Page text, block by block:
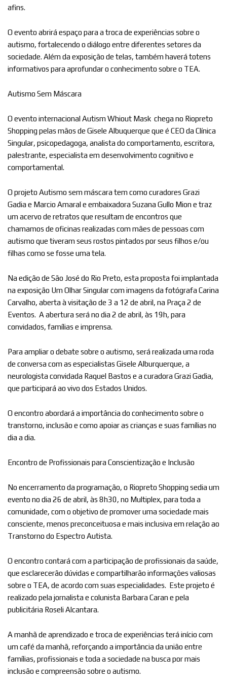
afins.
O evento abrirá espaço para a troca de experiências sobre o
autismo, fortalecendo o diálogo entre diferentes setores da
sociedade. Além da exposição de telas, também haverá totens
informativos para aprofundar o conhecimento sobre o TEA.
Autismo Sem Máscara
O evento internacional Autism Whiout Mask chega no Riopreto
Shopping pelas mãos de Gisele Albuquerque que é CEO da Clínica
Singular, psicopedagoga, analista do comportamento, escritora,
palestrante, especialista em desenvolvimento cognitivo e
comportamental.
O projeto Autismo sem máscara tem como curadores Grazi
Gadia e Marcio Amaral e embaixadora Suzana Gullo Mion e traz
um acervo de retratos que resultam de encontros que
chamamos de oficinas realizadas com mães de pessoas com
autismo que tiveram seus rostos pintados por seus filhos e/ou
filhas como se fosse uma tela.
Na edição de São José do Rio Preto, esta proposta foi implantada
na exposição Um Olhar Singular com imagens da fotógrafa Carina
Carvalho, aberta à visitação de 3 a 12 de abril, na Praça 2 de
Eventos. A abertura será no dia 2 de abril, às 19h, para
convidados, famílias e imprensa.
Para ampliar o debate sobre o autismo, será realizada uma roda
de conversa com as especialistas Gisele Alburquerque, a
neurologista convidada Raquel Bastos e a curadora Grazi Gadia,
que participará ao vivo dos Estados Unidos.
O encontro abordará a importância do conhecimento sobre o
transtorno, inclusão e como apoiar as crianças e suas famílias no
dia a dia.
Encontro de Profissionais para Conscientização e Inclusão
No encerramento da programação, o Riopreto Shopping sedia um
evento no dia 26 de abril, às 8h30, no Multiplex, para toda a
comunidade, com o objetivo de promover uma sociedade mais
consciente, menos preconceituosa e mais inclusiva em relação ao
Transtorno do Espectro Autista.
O encontro contará com a participação de profissionais da saúde,
que esclarecerão dúvidas e compartilharão informações valiosas
sobre o TEA, de acordo com suas especialidades. Este projeto é
realizado pela jornalista e colunista Barbara Caran e pela
publicitária Roseli Alcantara.
A manhã de aprendizado e troca de experiências terá início com
um café da manhã, reforçando a importância da união entre
famílias, profissionais e toda a sociedade na busca por mais
inclusão e compreensão sobre o autismo.